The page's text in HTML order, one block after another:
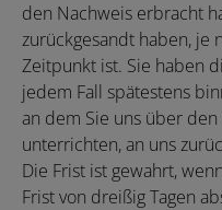
den Nachweis erbracht
zurückgesandt haben, je
Zeitpunkt ist. Sie haben
jedem Fall spätestens
an dem Sie uns über
unterrichten, an uns
Die Frist ist gewahrt,
Frist von dreißig Tagen